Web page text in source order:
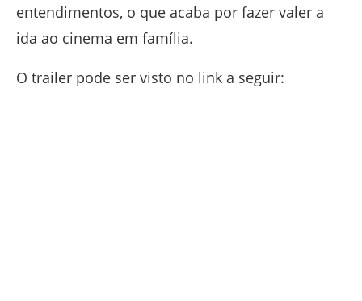
entendimentos, o que acaba por fazer valer a
ida ao cinema em família.
O trailer pode ser visto no link a seguir: